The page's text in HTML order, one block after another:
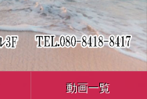
動画一覧